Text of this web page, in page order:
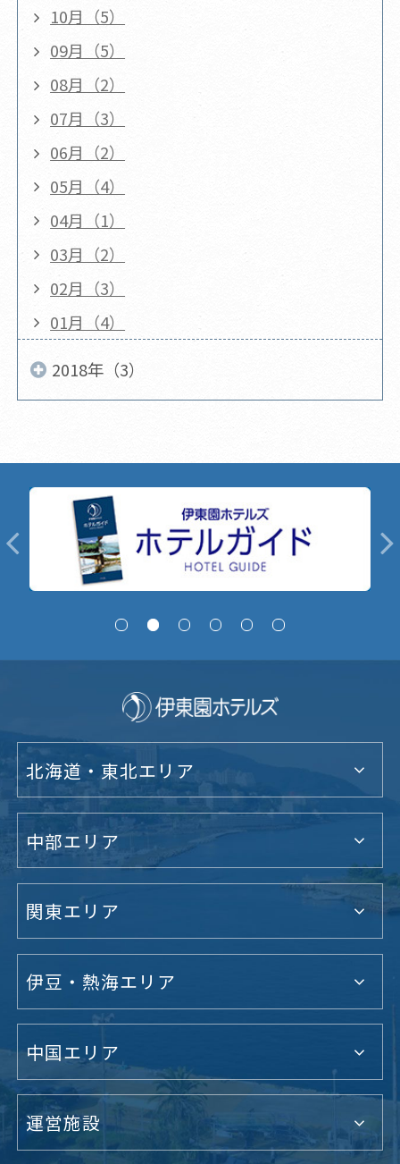
10月（5）
09月（5）
08月（2）
07月（3）
06月（2）
05月（4）
04月（1）
03月（2）
02月（3）
01月（4）
2018年（3）
北海道・東北エリア
中部エリア
関東エリア
伊豆・熱海エリア
中国エリア
運営施設